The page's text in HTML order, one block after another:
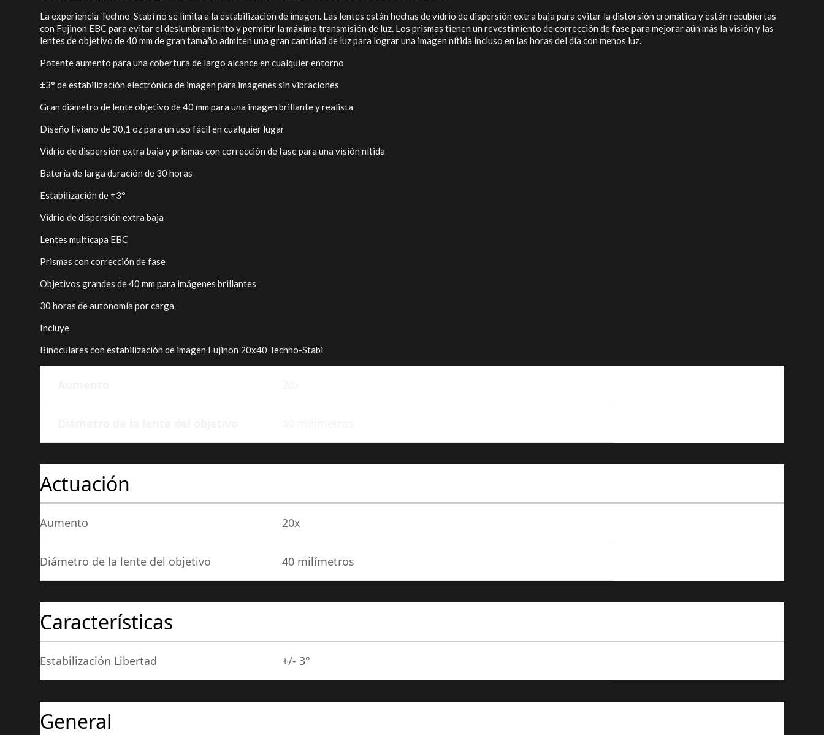
La experiencia Techno-Stabi no se limita a la estabilización de imagen. Las lentes están hechas de vidrio de dispersión extra baja para evitar la distorsión cromática y están recubiertas
con Fujinon EBC para evitar el deslumbramiento y permitir la máxima transmisión de luz. Los prismas tienen un revestimiento de corrección de fase para mejorar aún más la visión y las
lentes de objetivo de 40 mm de gran tamaño admiten una gran cantidad de luz para lograr una imagen nítida incluso en las horas del día con menos luz.
Potente aumento para una cobertura de largo alcance en cualquier entorno
±3° de estabilización electrónica de imagen para imágenes sin vibraciones
Gran diámetro de lente objetivo de 40 mm para una imagen brillante y realista
Diseño liviano de 30,1 oz para un uso fácil en cualquier lugar
Vidrio de dispersión extra baja y prismas con corrección de fase para una visión nítida
Batería de larga duración de 30 horas
Estabilización de ±3°
Vidrio de dispersión extra baja
Lentes multicapa EBC
Prismas con corrección de fase
Objetivos grandes de 40 mm para imágenes brillantes
30 horas de autonomía por carga
Incluye
Binoculares con estabilización de imagen Fujinon 20x40 Techno-Stabi
Actuación
Aumento 20x
Diámetro de la lente del objetivo 40 milímetros
Características
Estabilización Libertad +/- 3°
General